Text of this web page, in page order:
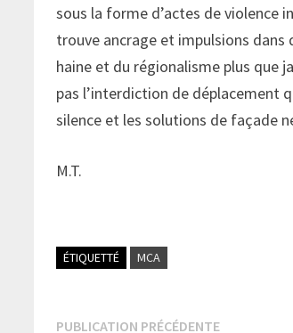
sous la forme d’actes de violence
trouve ancrage et impulsions dans
haine et du régionalisme plus que
pas l’interdiction de déplacement
silence et les solutions de façade
M.T.
ÉTIQUETTÉ MCA
PUBLICATION PRÉCÉDENTEPublication